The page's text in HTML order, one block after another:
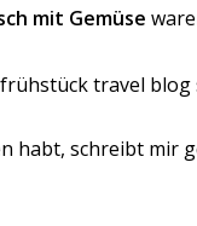
mit Gemüse
habt, schreibt mir